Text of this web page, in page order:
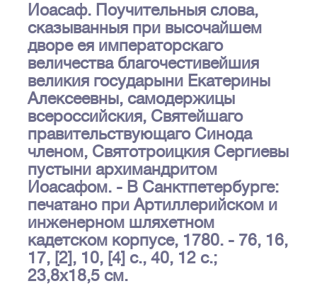
Иоасаф. Поучительныя слова,
сказыванныя при высочайшем
дворе ея императорскаго
величества благочестивейшия
великия государыни Екатерины
Алексеевны, самодержицы
всероссийския, Святейшаго
правительствующаго Синода
членом, Святотроицкия Сергиевы
пустыни архимандритом
Иоасафом. - В Санктпетербурге:
печатано при Артиллерийском и
инженерном шляхетном
кадетском корпусе, 1780. - 76, 16,
17, [2], 10, [4] с., 40, 12 с.;
23,8х18,5 см.